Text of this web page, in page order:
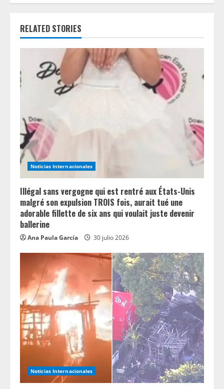
u
R
a
d
i
n
g
RELATED STORIES
Noticias Internacionales
Illégal sans vergogne qui est rentré aux États-Unis
malgré son expulsion TROIS fois, aurait tué une
adorable fillette de six ans qui voulait juste devenir
ballerine
Ana Paula García 30 julio 2026
Noticias Internacionales